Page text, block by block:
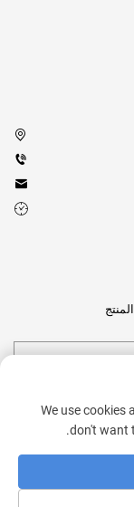
الطبية المحدودة
الخصوصية
We use cookies
don't want